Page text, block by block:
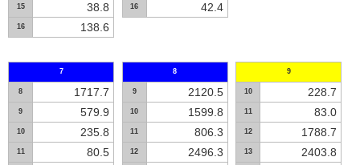
15 38.8
16 138.6
16 42.4
7
8 1717.7
9 579.9
10 235.8
11 80.5
8
9 2120.5
10 1599.8
11 806.3
12 2496.3
9
10 228.7
11 83.0
12 1788.7
13 2403.8